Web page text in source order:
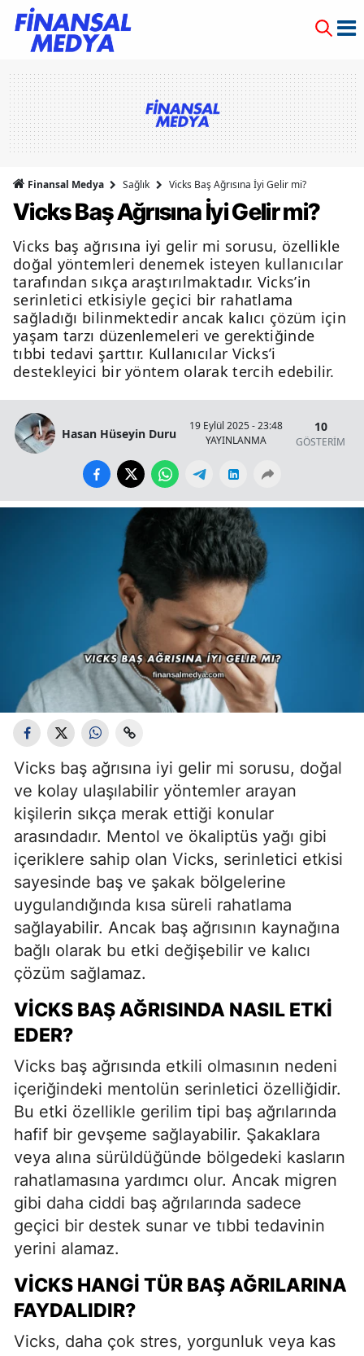
Finansal Medya Sağlık Vicks Baş Ağrısına İyi Gelir mi?
Vicks Baş Ağrısına İyi Gelir mi?
Vicks baş ağrısına iyi gelir mi sorusu, özellikle
doğal yöntemleri denemek isteyen kullanıcılar
tarafından sıkça araştırılmaktadır. Vicks’in
serinletici etkisiyle geçici bir rahatlama
sağladığı bilinmektedir ancak kalıcı çözüm için
yaşam tarzı düzenlemeleri ve gerektiğinde
tıbbi tedavi şarttır. Kullanıcılar Vicks’i
destekleyici bir yöntem olarak tercih edebilir.
Hasan Hüseyin Duru
19 Eylül 2025 - 23:48
YAYINLANMA
10
GÖSTERİM
Vicks baş ağrısına iyi gelir mi sorusu, doğal
ve kolay ulaşılabilir yöntemler arayan
kişilerin sıkça merak ettiği konular
arasındadır. Mentol ve ökaliptüs yağı gibi
içeriklere sahip olan Vicks, serinletici etkisi
sayesinde baş ve şakak bölgelerine
uygulandığında kısa süreli rahatlama
sağlayabilir. Ancak baş ağrısının kaynağına
bağlı olarak bu etki değişebilir ve kalıcı
çözüm sağlamaz.
VICKS BAŞ AĞRISINDA NASIL ETKI
EDER?
Vicks baş ağrısında etkili olmasının nedeni
içeriğindeki mentolün serinletici özelliğidir.
Bu etki özellikle gerilim tipi baş ağrılarında
hafif bir gevşeme sağlayabilir. Şakaklara
veya alına sürüldüğünde bölgedeki kasların
rahatlamasına yardımcı olur. Ancak migren
gibi daha ciddi baş ağrılarında sadece
geçici bir destek sunar ve tıbbi tedavinin
yerini alamaz.
VICKS HANGI TÜR BAŞ AĞRILARINA
FAYDALIDIR?
Vicks, daha çok stres, yorgunluk veya kas